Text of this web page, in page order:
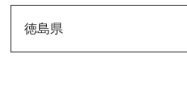
徳島県